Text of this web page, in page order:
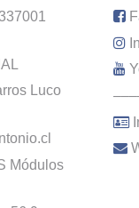
Luco
Módulos